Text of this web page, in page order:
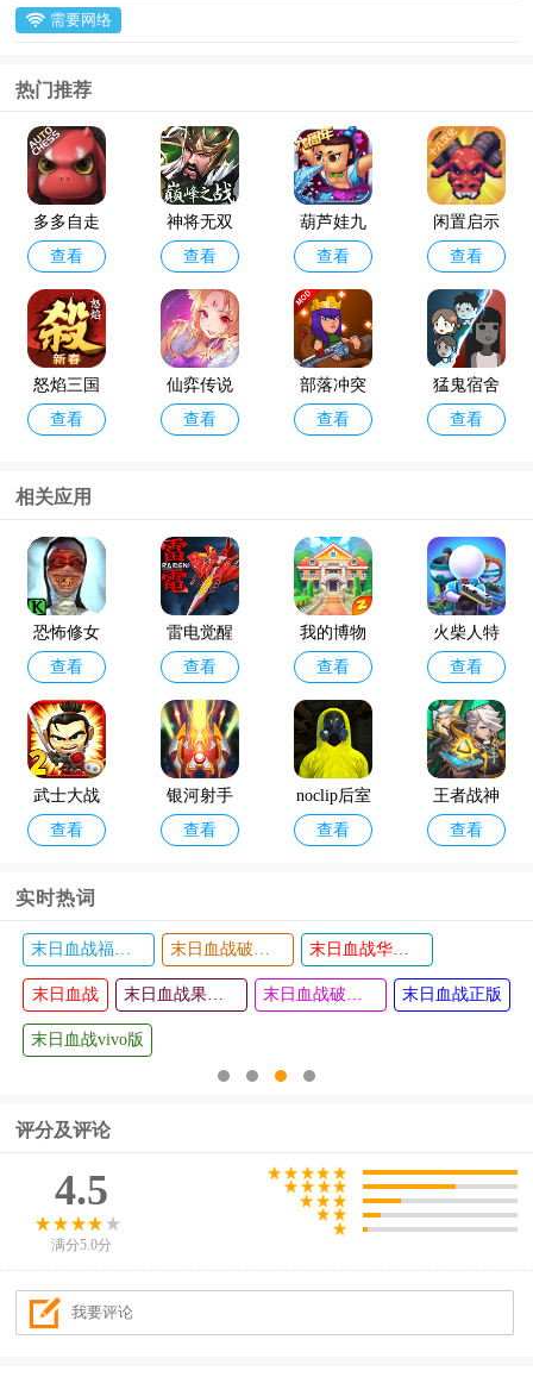
需要网络
热门推荐
多多自走
棋官方版
查看
神将无双
最新版
查看
葫芦娃九
游版
查看
闲置启示
录手游
查看
怒焰三国
杀oppo版
查看
仙弈传说
手游taptap
查看
部落冲突
破解版202
查看
猛鬼宿舍
最新版破
查看
咸鱼之王
最新版本
查看
金铲铲之
战体验服
官方版202
4
查看
相关应用
恐怖修女
鬼魂模式
版本
查看
雷电觉醒
九游版
查看
我的博物
馆故事最
新版(My
Museum St
ory)
查看
火柴人特
工行动最
新版本
查看
武士大战
僵尸2
查看
银河射手
官方版
查看
noclip后室
联机版
查看
王者战神
手游
查看
星夜骑士
中文版本
查看
勇者传承
(0.1折鬼灭
查看
实时热词
末日血战 末日血战正版
末日血战vivo版
评分及评论
4.5
满分5.0分